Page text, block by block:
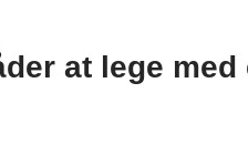
at lege